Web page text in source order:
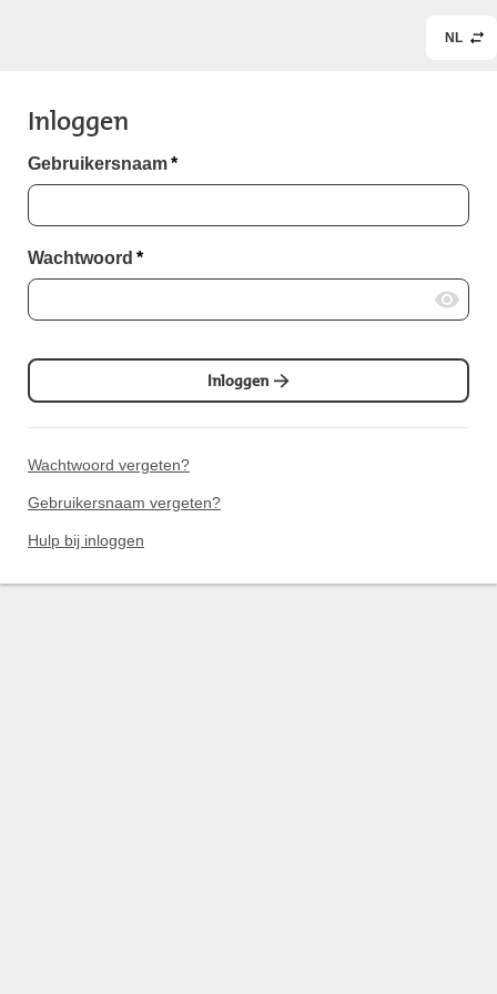
NL
Inloggen
Gebruikersnaam*
Wachtwoord *
Inloggen
Wachtwoord vergeten?
Gebruikersnaam vergeten?
Hulp bij inloggen